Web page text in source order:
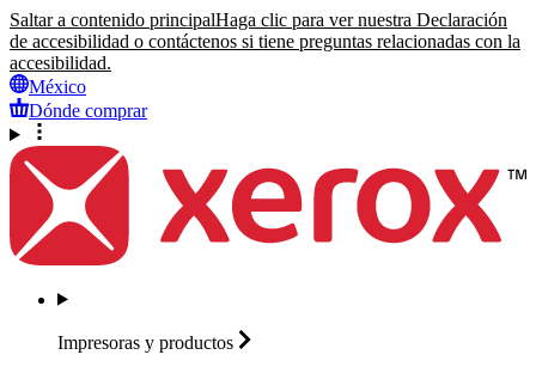
Saltar a contenido principalHaga clic para ver nuestra Declaración
de accesibilidad o contáctenos si tiene preguntas relacionadas con la
accesibilidad.
México
Dónde comprar
Impresoras y productos